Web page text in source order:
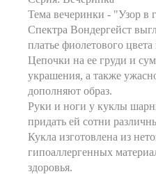
Тема вечеринки - "Узор в
Спектра Вондергейст
платье фиолетового
Цепочки на ее груди и
украшения, а также
дополняют образ.
Руки и ноги у куклы
придать ей сотни
Кукла изготовлена из
гипоаллергенных
здоровья.